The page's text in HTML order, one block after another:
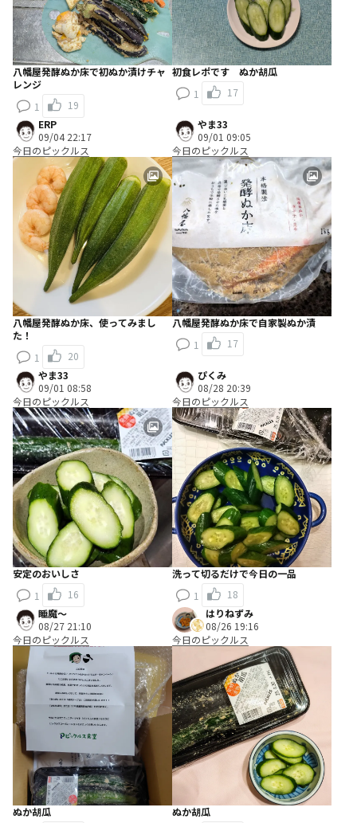
八幡屋発酵ぬか床で初ぬか漬けチャ
レンジ
1
19
初食レポです ぬか胡瓜
1
17
ERP
09/04 22:17
今日のピックルス
八幡屋発酵ぬか床、使ってみまし
た！
1
20
やま33
09/01 09:05
今日のピックルス
八幡屋発酵ぬか床で自家製ぬか漬
1
17
やま33
09/01 08:58
今日のピックルス
安定のおいしさ
1
16
ぴくみ
08/28 20:39
今日のピックルス
洗って切るだけで今日の一品
1
18
睡魔〜
08/27 21:10
今日のピックルス
ぬか胡瓜
はりねずみ
08/26 19:16
今日のピックルス
ぬか胡瓜